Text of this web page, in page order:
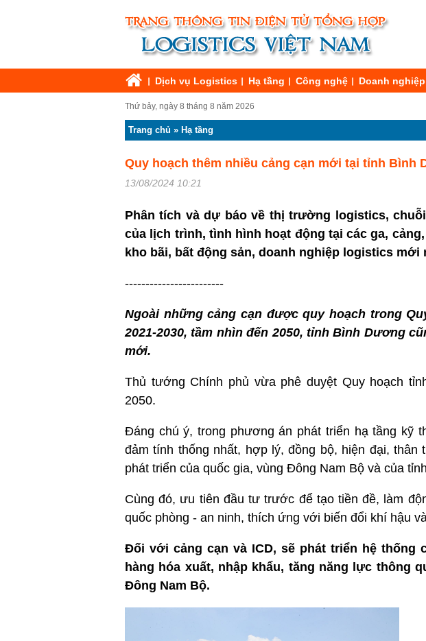
Dịch vụ Logistics Hạ tầng Công nghệ Doanh nghiệp
Thứ bảy, ngày 8 tháng 8 năm 2026
Trang chủ » Hạ tầng
Quy hoạch thêm nhiều cảng cạn mới tại tỉnh Bình
13/08/2024 10:21
Phân tích và dự báo về thị trường logistics,
của lịch trình, tình hình hoạt động tại các ga,
kho bãi, bất động sản, doanh nghiệp logistics mới
------------------------
Ngoài những cảng cạn được quy hoạch trong
2021-2030, tầm nhìn đến 2050, tỉnh Bình Dương
mới.
Thủ tướng Chính phủ vừa phê duyệt Quy hoạch
2050.
Đáng chú ý, trong phương án phát triển hạ tầng kỹ
đảm tính thống nhất, hợp lý, đồng bộ, hiện đại,
phát triển của quốc gia, vùng Đông Nam Bộ và của
Cùng đó, ưu tiên đầu tư trước để tạo tiền đề, làm
quốc phòng - an ninh, thích ứng với biến đổi khí hậu
Đối với cảng cạn và ICD, sẽ phát triển hệ thống
hàng hóa xuất, nhập khẩu, tăng năng lực thông
Đông Nam Bộ.